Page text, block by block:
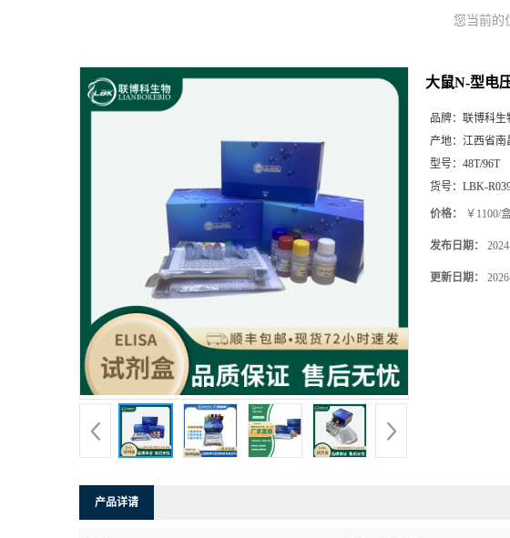
您当前的
大鼠N-型电
品牌： 联博科生
产地： 江西省南
型号： 48T/96T
货号： LBK-
价格： ￥1100/
发布日期：
更新日期：
产品详请